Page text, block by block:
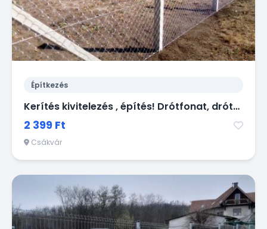
Építkezés
Kerítés kivitelezés , építés! Drótfonat, drótháló, vadháló, oszlop, kapu
2 399 Ft
Csákvár